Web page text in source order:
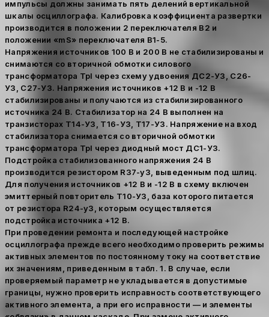
импульсы должны занимать пять делений вертикальной
шкалы осциллографа. Калибровка коэффициента развертки
производится в положении 2 переключателя В2 и
положении «mS» переключателя В1-5.
Напряжения источников 100 В и 200 В не стабилизированы и
снимаются со вторичной обмотки силового
трансформатора Tpl через схему удвоения ДС2-УЗ, С26-
УЗ, С27-УЗ. Напряжения источников +12 В и -12 В
стабилизированы и получаются из стабилизированного
источника 24 В. Стабилизатор на 24 В выполнен на
транзисторах Т14-УЗ, Т16-УЗ, Т17-УЗ. Напряжение на вход
стабилизатора снимается со вторичной обмотки
трансформатора Tpl через диодный мост ДС1-УЗ.
Подстройка стабилизованного напряжения 24 В
производится резистором R37-y3, выведенным под шлиц.
Для получения источников +12 В и -12 В в схему включен
эмиттерный повторитель Т10-УЗ, база которого питается
от резистора R24-y3, которым осуществляется
подстройка источника +12 В.
При проведении ремонта и последующей настройке
осциллографа прежде всего необходимо проверить режимы
активных элементов по постоянному току на соответствие
их значениям, приведенным в табл. 1. В случае, если
проверяемый параметр не укладывается в допустимые
границы, нужно проверить исправность соответствующего
активного элемента, а при его исправности — и элементы